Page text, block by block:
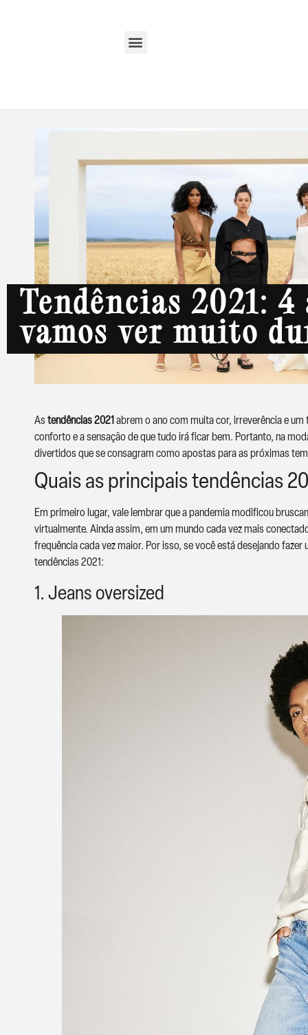
Tendências 2021: 4
vamos ver muito
As tendências 2021 abrem o ano com muita cor, irreverência e
conforto e a sensação de que tudo irá ficar bem. Portanto, na
divertidos que se consagram como apostas para as próximas
Quais as principais tendências
Em primeiro lugar, vale lembrar que a pandemia modificou
virtualmente. Ainda assim, em um mundo cada vez mais
frequência cada vez maior. Por isso, se você está desejando
tendências 2021:
1. Jeans oversized